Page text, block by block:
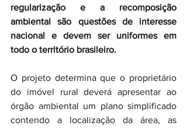
regularização e a recomposição
ambiental são questões de interesse
nacional e devem ser uniformes em
todo o território brasileiro.
O projeto determina que o proprietário
do imóvel rural deverá apresentar ao
órgão ambiental um plano simplificado
contendo a localização da área, as